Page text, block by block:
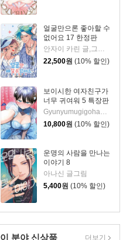
얼굴만으론 좋아할 수
없어요 17 한정판
안자이 카린 글,그림/이소연 역
22,500원 (10% 할인)
보이시한 여자친구가
너무 귀여워 5 특장판
Gyunyumugigohan 글,그림/심이슬 역
10,800원 (10% 할인)
운명의 사람을 만나는
이야기 8
아나신 글그림
5,400원 (10% 할인)
이 분야 신상품 더보기
| 학산문화사